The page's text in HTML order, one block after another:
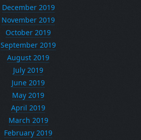
December 2019
November 2019
October 2019
September 2019
August 2019
July 2019
June 2019
May 2019
April 2019
March 2019
February 2019